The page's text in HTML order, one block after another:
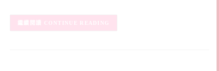
CONTINUE READING